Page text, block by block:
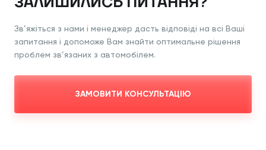
Зв’яжіться з нами і менеджер дасть відповіді на всі Ваші
запитання і допоможе Вам знайти оптимальне рішення
проблем зв’язаних з автомобілем.
ЗАМОВИТИ КОНСУЛЬТАЦІЮ